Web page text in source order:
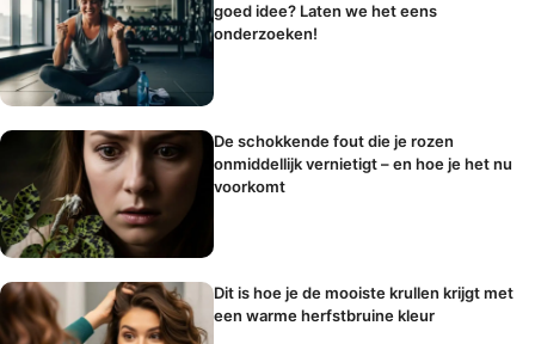
goed idee? Laten we het eens
onderzoeken!
De schokkende fout die je rozen
onmiddellijk vernietigt – en hoe je het nu
voorkomt
Dit is hoe je de mooiste krullen krijgt met
een warme herfstbruine kleur